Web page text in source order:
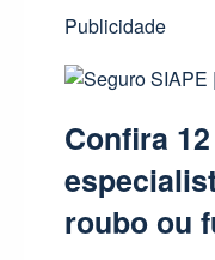
Publicidade
Confira
roubo ou